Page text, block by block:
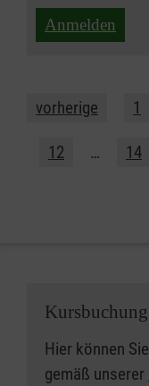
Anmelden
vorherige 1
12 … 14
Hier können
gemäß unserer